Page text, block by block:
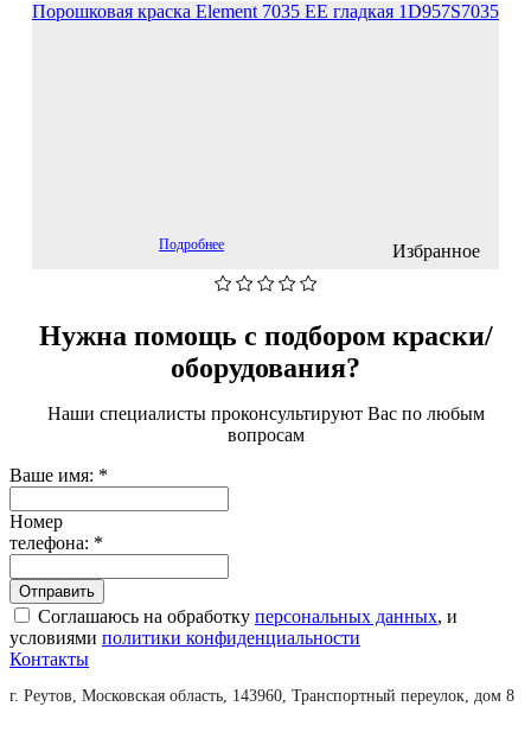
Порошковая краска Element 7035 EЕ гладкая 1D957S7035
Избранное
Подробнее
Нужна помощь с подбором краски/
оборудования?
Наши специалисты проконсультируют Вас по любым
вопросам
Ваше имя: *
Номер
телефона: *
Соглашаюсь на обработку персональных данных, и
условиями политики конфиденциальности
Контакты
г. Реутов, Московская область, 143960, Транспортный переулок, дом 8